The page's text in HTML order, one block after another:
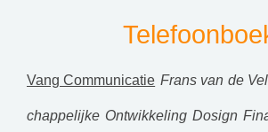
Vang Communicatie Frans van de
chappelijke Ontwikkeling Dosign